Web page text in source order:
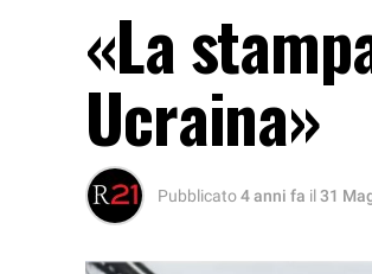
«La
Ucraina»
Pubblicato4 anni fa il31